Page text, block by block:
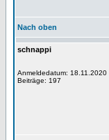
Nach oben
schnappi
Anmeldedatum: 18.11.2020
Beiträge: 197